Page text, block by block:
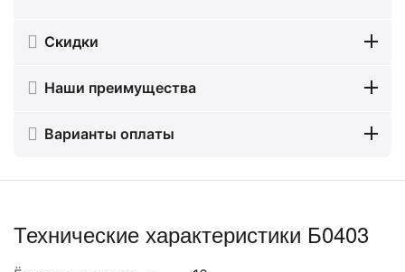
Скидки
Наши преимущества
Варианты оплаты
Технические характеристики Б0403